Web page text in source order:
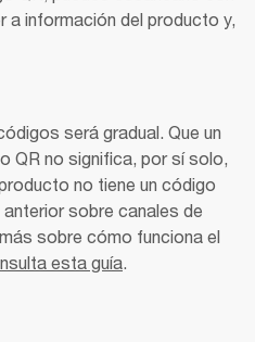
a información del producto y,
será gradual. Que un
QR no significa, por sí solo,
no tiene un código
sobre canales de
sobre cómo funciona el
esta guía